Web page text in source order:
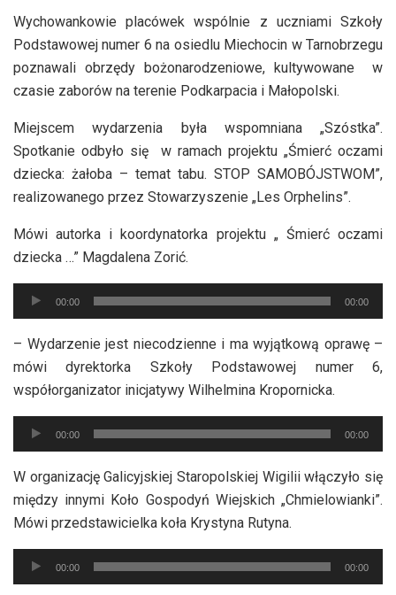
Wychowankowie placówek wspólnie z uczniami Szkoły
Podstawowej numer 6 na osiedlu Miechocin w Tarnobrzegu
poznawali obrzędy bożonarodzeniowe, kultywowane w
czasie zaborów na terenie Podkarpacia i Małopolski.
Miejscem wydarzenia była wspomniana „Szóstka”.
Spotkanie odbyło się w ramach projektu „Śmierć oczami
dziecka: żałoba – temat tabu. STOP SAMOBÓJSTWOM”,
realizowanego przez Stowarzyszenie „Les Orphelins”.
Mówi autorka i koordynatorka projektu „ Śmierć oczami
dziecka …” Magdalena Zorić.
Odtwarzacz
plików
dźwiękowych
00:00 00:00
– Wydarzenie jest niecodzienne i ma wyjątkową oprawę –
mówi dyrektorka Szkoły Podstawowej numer 6,
współorganizator inicjatywy Wilhelmina Kropornicka.
Odtwarzacz
plików
dźwiękowych
00:00 00:00
W organizację Galicyjskiej Staropolskiej Wigilii włączyło się
między innymi Koło Gospodyń Wiejskich „Chmielowianki”.
Mówi przedstawicielka koła Krystyna Rutyna.
Odtwarzacz
plików
00:00 00:00